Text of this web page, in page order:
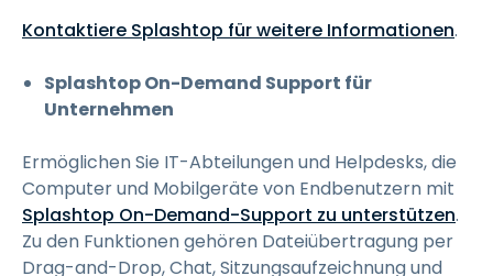
Kontaktiere Splashtop für weitere Informationen.
Splashtop On-Demand Support für
Unternehmen
Ermöglichen Sie IT-Abteilungen und Helpdesks, die
Computer und Mobilgeräte von Endbenutzern mit
Splashtop On-Demand-Support zu unterstützen.
Zu den Funktionen gehören Dateiübertragung per
Drag-and-Drop, Chat, Sitzungsaufzeichnung und